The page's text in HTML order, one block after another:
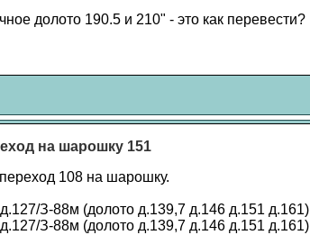
долото 190.5 и 210" - это как перевести?
на шарошку 151
108 на шарошку.
З-88м (долото д.139,7 д.146 д.151 д.161)
З-88м (долото д.139,7 д.146 д.151 д.161)